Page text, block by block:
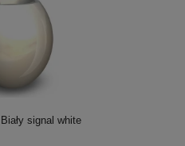
signal white